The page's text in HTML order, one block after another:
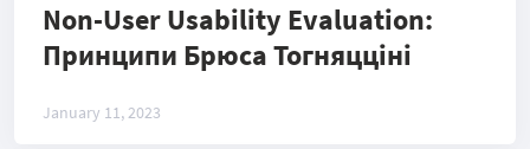
Non-User Usability Evaluation:
Принципи Брюса Тогняцціні
January 11, 2023